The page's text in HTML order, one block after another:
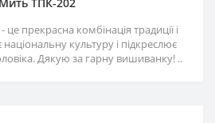
прекрасна комбінація традиції і
культуру і підкреслює
Дякую за гарну вишиванку! ..